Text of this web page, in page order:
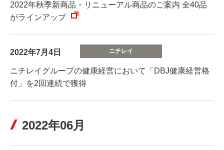
2022年秋季新商品・リニューアル商品のご案内 全40品
がラインアップ
2022年7月4日
ニチレイグループの健康経営において「DBJ健康経営格
付」を2回連続で獲得
2022年06月